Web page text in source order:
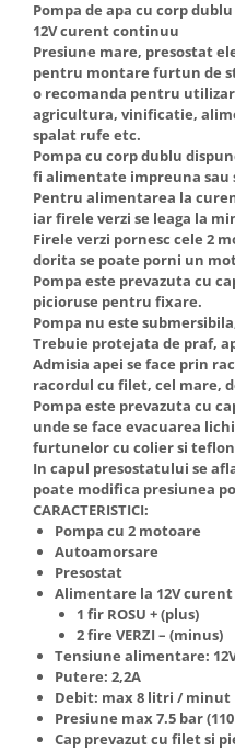
Pompa de apa cu corp
12V curent continuu
Presiune mare, presostat
pentru montare furtun de
o recomanda pentru
agricultura, vinificatie,
spalat rufe etc.
Pompa cu corp dublu
fi alimentate impreuna sau
Pentru alimentarea la
iar firele verzi se leaga la
Firele verzi pornesc cele 2
dorita se poate porni un
Pompa este prevazuta cu
picioruse pentru fixare.
Pompa nu este
Trebuie protejata de praf,
Admisia apei se face prin
racordul cu filet, cel mare,
Pompa este prevazuta cu
unde se face evacuarea
furtunelor cu colier si
In capul presostatului se
poate modifica presiunea
CARACTERISTICI:
Pompa cu 2 motoare
Autoamorsare
Presostat
Alimentare la 12V
1 fir ROSU + (plus)
2 fire VERZI – (minus)
Tensiune alimentare:
Putere: 2,2A
Debit: max 8 litri / minut
Presiune max 7.5 bar
Cap prevazut cu filet si